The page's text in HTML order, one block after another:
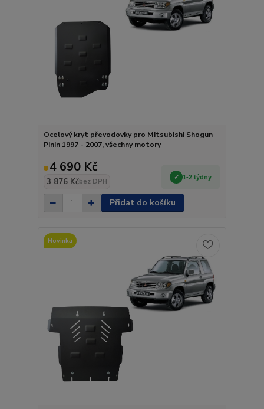
Ocelový kryt převodovky pro Mitsubishi Shogun
Pinin 1997 - 2007, všechny motory
4 690 Kč
3 876 Kčbez DPH
1-2 týdny
Přidat do košíku
Novinka